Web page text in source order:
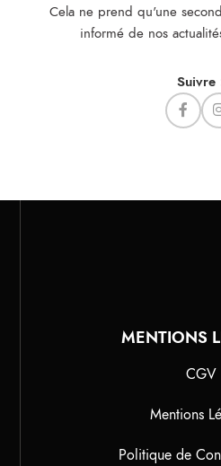
Cela ne prend qu'une
informé de nos
Suivre
MENTIONS
CGV
Mentions
Politique de